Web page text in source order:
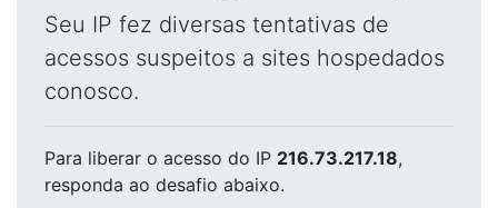
Seu IP fez diversas tentativas de
acessos suspeitos a sites hospedados
conosco.
Para liberar o acesso do IP 216.73.217.18,
responda ao desafio abaixo.